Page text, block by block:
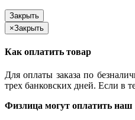
Закрыть
×Закрыть
Как оплатить товар
Для оплаты заказа по
трех банковских дней. Если в
Физлица могут оплатить наш